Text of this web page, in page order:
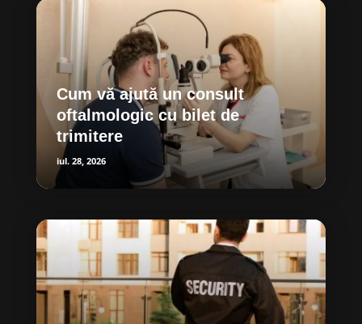
Cum vă ajută un consult
oftalmologic cu bilet de
trimitere
iul. 28, 2026